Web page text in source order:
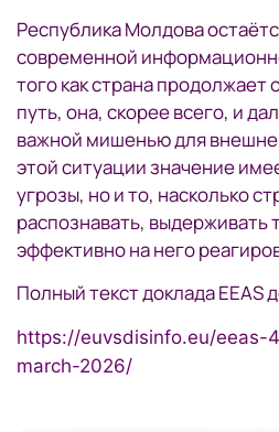
Республика Молдова
современной
того как страна продолжает
путь, она, скорее всего, и
важной мишенью для
этой ситуации значение
угрозы, но и то, насколько
распознавать, выдерживать
эффективно на него
Полный текст доклада EEAS
https://euvsdisinfo.eu/
march-2026/